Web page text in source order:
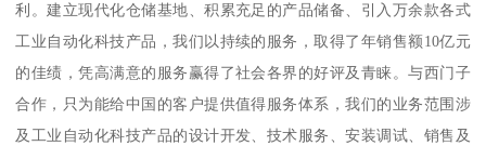
利。建立现代化仓储基地、积累充足的产品储备、引入万余款各式
工业自动化科技产品，我们以持续的服务，取得了年销售额10亿元
的佳绩，凭高满意的服务赢得了社会各界的好评及青睐。与西门子
合作，只为能给中国的客户提供值得服务体系，我们的业务范围涉
及工业自动化科技产品的设计开发、技术服务、安装调试、销售及